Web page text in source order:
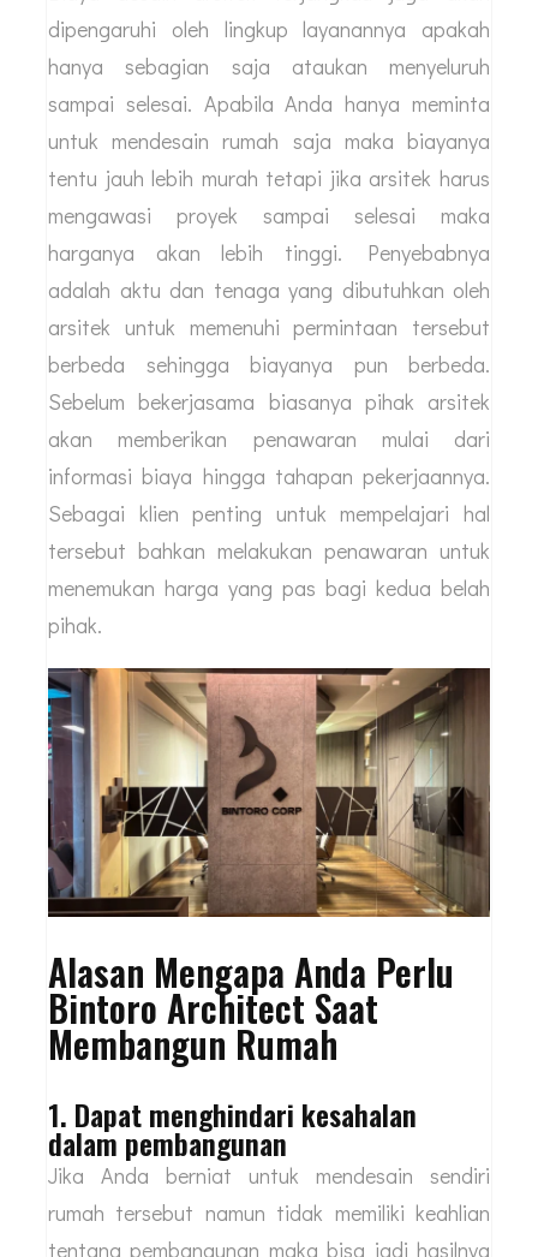
tidak memberikan dampak merugikan terhadap
lingkungan sekitar.
6. Lingkup layanan
Biaya desain arsitek terjangkau juga akan
dipengaruhi oleh lingkup layanannya apakah
hanya sebagian saja ataukan menyeluruh
sampai selesai. Apabila Anda hanya meminta
untuk mendesain rumah saja maka biayanya
tentu jauh lebih murah tetapi jika arsitek harus
mengawasi proyek sampai selesai maka
harganya akan lebih tinggi. Penyebabnya
adalah aktu dan tenaga yang dibutuhkan oleh
arsitek untuk memenuhi permintaan tersebut
berbeda sehingga biayanya pun berbeda.
Sebelum bekerjasama biasanya pihak arsitek
akan memberikan penawaran mulai dari
informasi biaya hingga tahapan pekerjaannya.
Sebagai klien penting untuk mempelajari hal
tersebut bahkan melakukan penawaran untuk
menemukan harga yang pas bagi kedua belah
pihak.
Alasan Mengapa Anda Perlu
Bintoro Architect Saat
Membangun Rumah